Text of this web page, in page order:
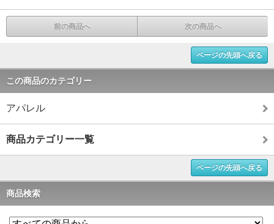
前の商品へ 次の商品へ
ページの先頭へ戻る
この商品のカテゴリー
アパレル
商品カテゴリー一覧
ページの先頭へ戻る
商品検索